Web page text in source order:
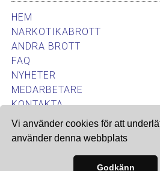
Vi använder cookies för att
använder denna webbplats
Godkänn
HEM
NARKOTIKABROTT
ANDRA BROTT
FAQ
NYHETER
MEDARBETARE
KONTAKTA
©2026